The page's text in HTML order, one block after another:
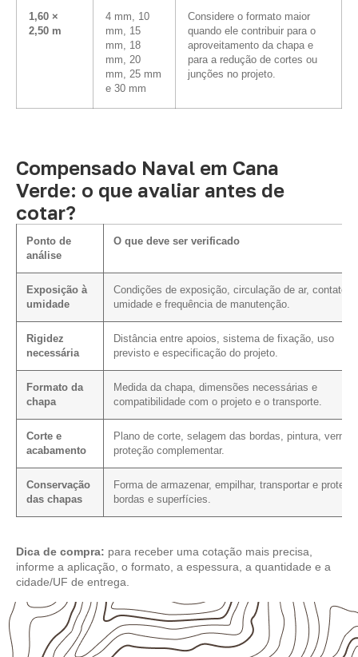
1,60 ×
2,50 m
4 mm, 10
mm, 15
mm, 18
mm, 20
mm, 25 mm
e 30 mm
Considere o formato maior
quando ele contribuir para o
aproveitamento da chapa e
para a redução de cortes ou
junções no projeto.
Compensado Naval em Cana
Verde: o que avaliar antes de
cotar?
Ponto de
análise
O que deve ser verificado
Exposição à
umidade
Condições de exposição, circulação de ar, contato
umidade e frequência de manutenção.
Rigidez
necessária
Distância entre apoios, sistema de fixação, uso
previsto e especificação do projeto.
Formato da
chapa
Medida da chapa, dimensões necessárias e
compatibilidade com o projeto e o transporte.
Corte e
acabamento
Plano de corte, selagem das bordas, pintura, verniz
proteção complementar.
Conservação
das chapas
Forma de armazenar, empilhar, transportar e
bordas e superfícies.
Dica de compra: para receber uma cotação mais precisa,
informe a aplicação, o formato, a espessura, a quantidade e a
cidade/UF de entrega.